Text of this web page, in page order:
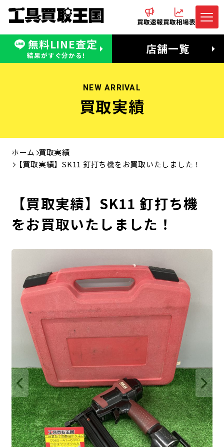
買取速報買取相場表
無料LINE査定
結果がすぐ分かる! 店舗一覧
無料LINE査定
受付：11:00〜19:00 木曜定休日
電話でお問合わせ
営業時間：11:00〜20:00
NEW ARRIVAL
買取実績
ホーム 買取実績
【買取実績】SK11 釘打ち機をお買取いたしました！
【買取実績】SK11 釘打ち機
をお買取いたしました！